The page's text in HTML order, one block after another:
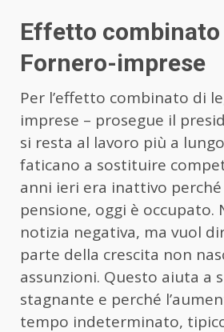
Effetto combinato
Fornero-imprese
Per l’effetto combinato di
imprese – prosegue il
si resta al lavoro più a
faticano a sostituire
anni ieri era inattivo
pensione, oggi è occupato.
notizia negativa, ma vuol
parte della crescita non
assunzioni. Questo aiuta a
stagnante e perché
tempo indeterminato,